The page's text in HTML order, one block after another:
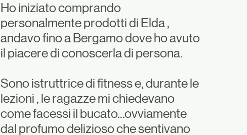
Ho iniziato comprando
personalmente prodotti di Elda ,
andavo fino a Bergamo dove ho avuto
il piacere di conoscerla di persona.
Sono istruttrice di fitness e, durante le
lezioni , le ragazze mi chiedevano
come facessi il bucato...ovviamente
dal profumo delizioso che sentivano